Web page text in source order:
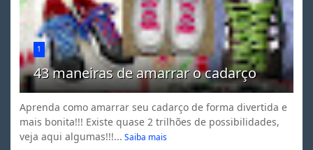
1
43 maneiras de amarrar o cadarço
Aprenda como amarrar seu cadarço de forma divertida e
mais bonita!!! Existe quase 2 trilhões de possibilidades,
veja aqui algumas!!!... Saiba mais